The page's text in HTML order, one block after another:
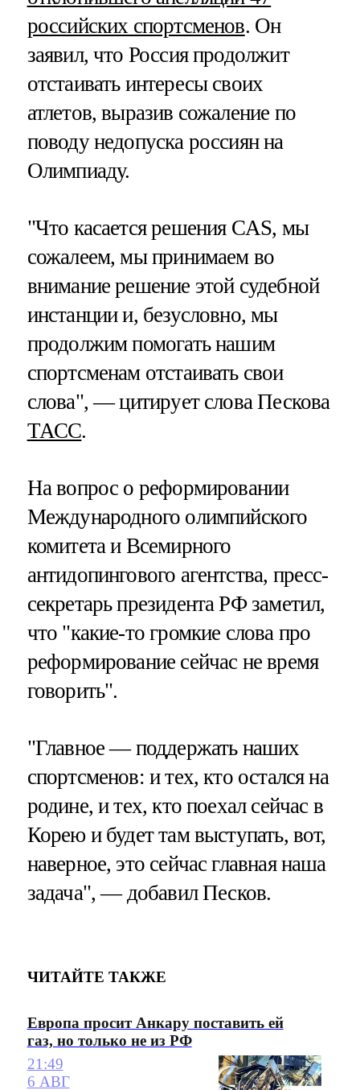
российских спортсменов. Он
заявил, что Россия продолжит
отстаивать интересы своих
атлетов, выразив сожаление по
поводу недопуска россиян на
Олимпиаду.
"Что касается решения CAS, мы
сожалеем, мы принимаем во
внимание решение этой судебной
инстанции и, безусловно, мы
продолжим помогать нашим
спортсменам отстаивать свои
слова", — цитирует слова Пескова
ТАСС.
На вопрос о реформировании
Международного олимпийского
комитета и Всемирного
антидопингового агентства, пресс-
секретарь президента РФ заметил,
что "какие-то громкие слова про
реформирование сейчас не время
говорить".
"Главное — поддержать наших
спортсменов: и тех, кто остался на
родине, и тех, кто поехал сейчас в
Корею и будет там выступать, вот,
наверное, это сейчас главная наша
задача", — добавил Песков.
ЧИТАЙТЕ ТАКЖЕ
Европа просит Анкару поставить ей
газ, но только не из РФ
21:49
6 АВГ